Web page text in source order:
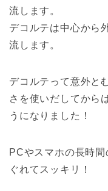
流します。
デコルテは中心から
流します。
デコルテって意外と
さを使いだしてから
うになりました！
PCやスマホの長時
ぐれてスッキリ！